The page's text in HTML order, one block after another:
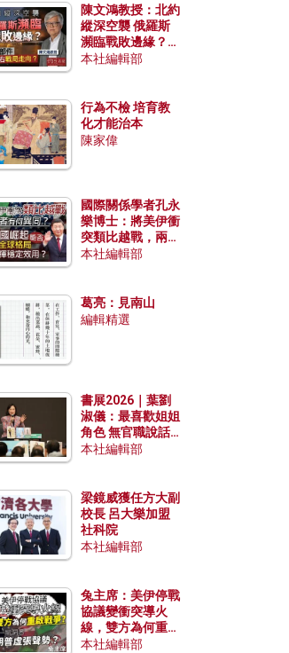
陳文鴻教授：北約
縱深空襲 俄羅斯
瀕臨戰敗邊緣？中
國零部件能左右戰
本社編輯部
行為不檢 培育教
化才能治本
陳家偉
國際關係學者孔永
樂博士：將美伊衝
突類比越戰，兩者
有何異同？中國崛
本社編輯部
葛亮：見南山
編輯精選
書展2026｜葉劉
淑儀：最喜歡姐姐
角色 無官職說話
包袱少
本社編輯部
梁鏡威獲任方大副
校長 呂大樂加盟
社科院
本社編輯部
兔主席：美伊停戰
協議變衝突導火
線，雙方為何重啟
戰爭？伊朗一早洞
本社編輯部